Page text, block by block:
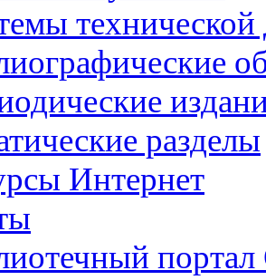
разделы
Интернет
портал